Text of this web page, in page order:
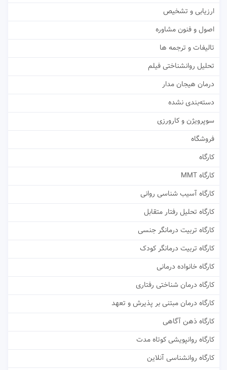
ارزیابی و تشخیص
اصول و فنون مشاوره
تالیفات و ترجمه ها
تحلیل روانشناختی فیلم
درمان هیجان مدار
دسته‌بندی نشده
سوپرویژن و کارورزی
فروشگاه
کارگاه
کارگاه MMT
کارگاه آسیب شناسی روانی
کارگاه تحلیل رفتار متقابل
کارگاه تربیت درمانگر جنسی
کارگاه تربیت درمانگر کودک
کارگاه خانواده درمانی
کارگاه درمان شناختی رفتاری
کارگاه درمان مبتنی بر پذیرش و تعهد
کارگاه ذهن آگاهی
کارگاه روانپویشی کوتاه مدت
کارگاه روانشناسی آنلاین